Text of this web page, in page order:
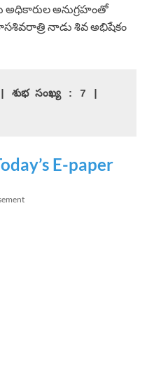
అధికారుల అనుగ్రహంతో
నాడు శివ అభిషేకం
| శుభ సంఖ్య : 7 |
E-paper